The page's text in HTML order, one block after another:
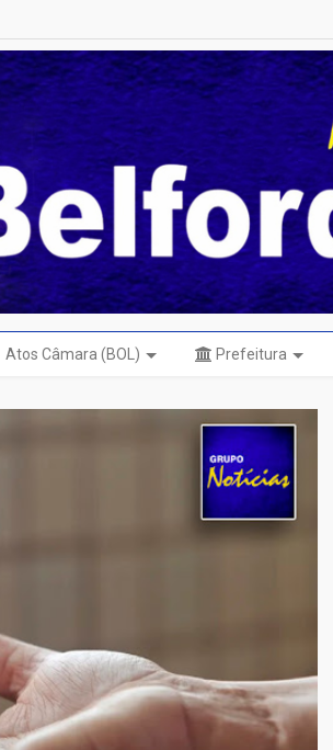
Atos Câmara (BOL) Prefeitura